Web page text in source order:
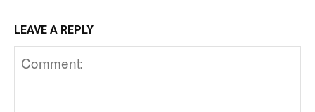
LEAVE A REPLY